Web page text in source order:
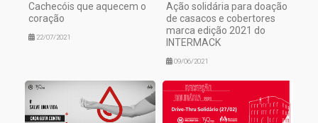
Cachecóis que aquecem o
coração
22/07/2021
Ação solidária para doação
de casacos e cobertores
marca edição 2021 do
INTERMACK
09/06/2021